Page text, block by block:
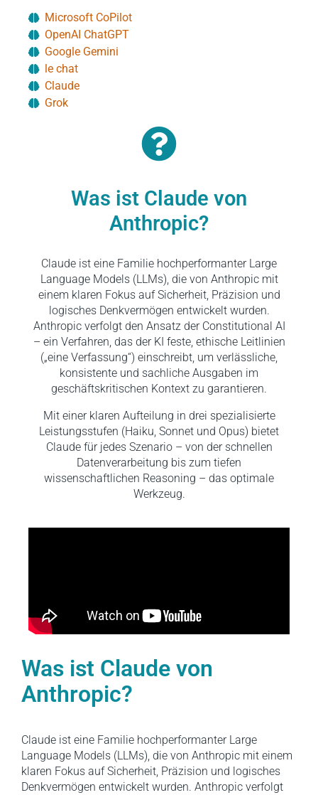
Microsoft CoPilot
OpenAI ChatGPT
Google Gemini
le chat
Claude
Grok
Was ist Claude von
Anthropic?
Claude ist eine Familie hochperformanter Large
Language Models (LLMs), die von Anthropic mit
einem klaren Fokus auf Sicherheit, Präzision und
logisches Denkvermögen entwickelt wurden.
Anthropic verfolgt den Ansatz der Constitutional AI
– ein Verfahren, das der KI feste, ethische Leitlinien
(„eine Verfassung“) einschreibt, um verlässliche,
konsistente und sachliche Ausgaben im
geschäftskritischen Kontext zu garantieren.
Mit einer klaren Aufteilung in drei spezialisierte
Leistungsstufen (Haiku, Sonnet und Opus) bietet
Claude für jedes Szenario – von der schnellen
Datenverarbeitung bis zum tiefen
wissenschaftlichen Reasoning – das optimale
Werkzeug.
Was ist Claude von
Anthropic?
Claude ist eine Familie hochperformanter Large
Language Models (LLMs), die von Anthropic mit einem
klaren Fokus auf Sicherheit, Präzision und logisches
Denkvermögen entwickelt wurden. Anthropic verfolgt